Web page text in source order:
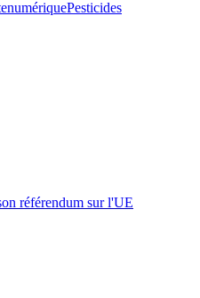
numériquePesticides
référendum sur l'UE